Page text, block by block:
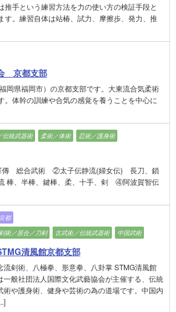
推手という練習方法を力の使い方の検証手段と
す。練習自体は站椿、試力、摩擦歩、発力、推
京都支部
岡県福岡市）の京都支部です。大東流合気柔術
。体幹の訓練や合気の感覚を養うことを中心に
伝統武器術 柔術／体術 忍術／護身術
傳 総合武術 ②太子伝静流(婦女伝) 長刀、鎖
棒、半棒、鍵棒、柔、十手、剣 ④阿波賀智伝
京都
剣術／居合／刀剣
古武術／伝統武器術 中国武術
清風館京都支部
流剣術、八極拳、形意拳、八卦掌 STMG清風館
一般社団法人国際文化武藝協会が主催する、伝統
術や護身術、健身や芸術の為の道場です。中国内